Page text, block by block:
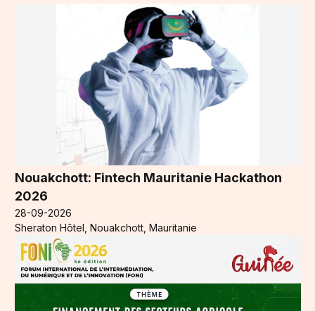
Nouakchott: Fintech Mauritanie Hackathon
2026
28-09-2026
Sheraton Hôtel, Nouakchott, Mauritanie